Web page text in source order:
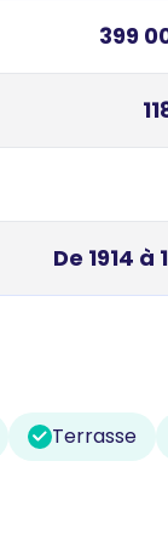
399
De 1914 à
Terrasse